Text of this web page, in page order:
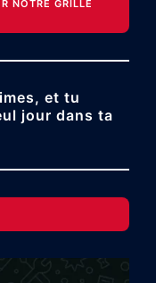
NOTRE GRILLE
et tu
jour dans ta